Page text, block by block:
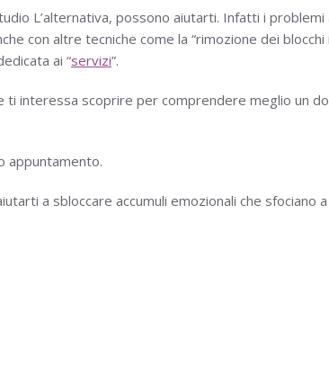
L’alternativa, possono aiutarti. Infatti i
con altre tecniche come la “rimozione dei
ai “servizi”.
interessa scoprire per comprendere meglio un
appuntamento.
a sbloccare accumuli emozionali che sfociano